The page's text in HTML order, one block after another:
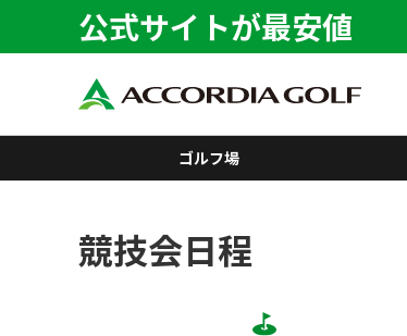
公式サイトが最安値
ゴルフ場
競技会日程